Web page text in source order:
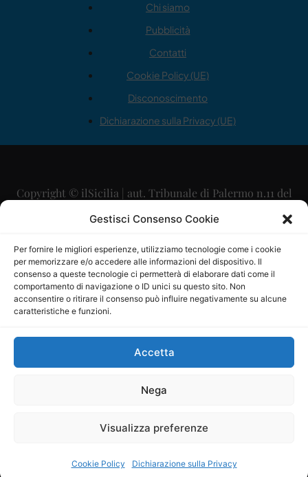
Gestisci Consenso Cookie
Per fornire le migliori esperienze, utilizziamo tecnologie come i cookie
per memorizzare e/o accedere alle informazioni del dispositivo. Il
consenso a queste tecnologie ci permetterà di elaborare dati come il
comportamento di navigazione o ID unici su questo sito. Non
acconsentire o ritirare il consenso può influire negativamente su alcune
caratteristiche e funzioni.
Accetta
Nega
Visualizza preferenze
Cookie Policy Dichiarazione sulla Privacy
Chi siamo
Pubblicità
Contatti
Cookie Policy (UE)
Disconoscimento
Dichiarazione sulla Privacy (UE)
Copyright © ilSicilia | aut. Tribunale di Palermo n.11 del
29/09/2015
Direttore Editoriale: Maurizio Scaglione
Direttore Responsabile: Maria Calabrese
P.IVA: 06334930820
Mercurio Comunicazione Società Cooperativa a r.l. è
iscritta al Registro degli Operatori di Comunicazione al
Sito gestito daLa Digitale srl–info@ladigitale.it